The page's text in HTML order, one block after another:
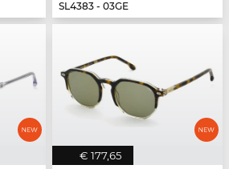
SL4383 - 03GE
€ 177,65